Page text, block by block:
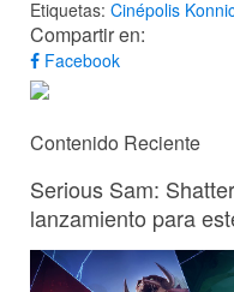
Etiquetas: Cinépolis
Compartir en:
Facebook
Contenido Reciente
Serious Sam:
lanzamiento para